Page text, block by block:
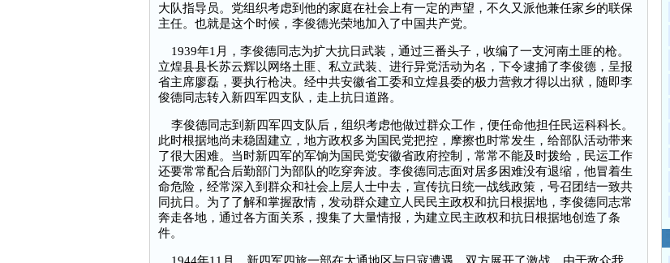
大队指导员。党组织考虑到他的家庭在社会上有一定的声望，不久又派他兼任家乡的联保
主任。也就是这个时候，李俊德光荣地加入了中国共产党。
1939年1月，李俊德同志为扩大抗日武装，通过三番头子，收编了一支河南土匪的枪。
立煌县县长苏云辉以网络土匪、私立武装、进行异党活动为名，下令逮捕了李俊德，呈报
省主席廖磊，要执行枪决。经中共安徽省工委和立煌县委的极力营救才得以出狱，随即李
俊德同志转入新四军四支队，走上抗日道路。
李俊德同志到新四军四支队后，组织考虑他做过群众工作，便任命他担任民运科科长。
此时根据地尚未稳固建立，地方政权多为国民党把控，摩擦也时常发生，给部队活动带来
了很大困难。当时新四军的军饷为国民党安徽省政府控制，常常不能及时拨给，民运工作
还要常常配合后勤部门为部队的吃穿奔波。李俊德同志面对居多困难没有退缩，他冒着生
命危险，经常深入到群众和社会上层人士中去，宣传抗日统一战线政策，号召团结一致共
同抗日。为了了解和掌握敌情，发动群众建立人民民主政权和抗日根据地，李俊德同志常
奔走各地，通过各方面关系，搜集了大量情报，为建立民主政权和抗日根据地创造了条
件。